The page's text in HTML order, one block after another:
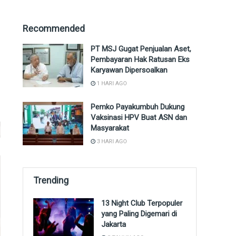
Recommended
PT MSJ Gugat Penjualan Aset,
Pembayaran Hak Ratusan Eks
Karyawan Dipersoalkan
1 HARI AGO
Pemko Payakumbuh Dukung
Vaksinasi HPV Buat ASN dan
Masyarakat
3 HARI AGO
Trending
13 Night Club Terpopuler
yang Paling Digemari di
Jakarta